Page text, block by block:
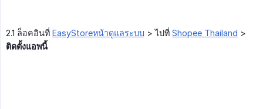
2.1 ล็อคอินที่ EasyStoreหน้าดูแลระบบ > ไปที่ Shopee Thailand >
ติดตั้งแอพนี้